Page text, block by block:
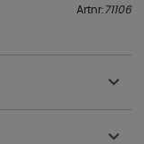
Artnr: 71106